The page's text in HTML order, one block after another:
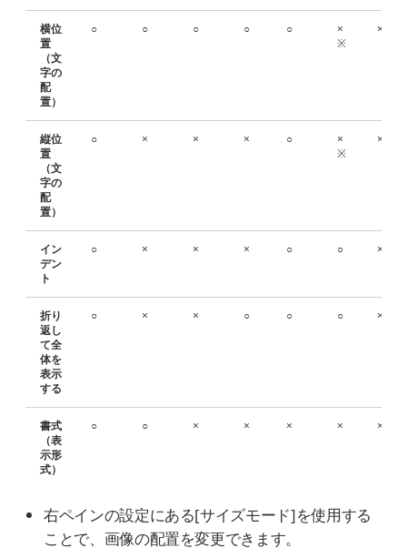
横位
置
（文
字の
配
置）
○ ○ ○ ○ ○
×
※
×
縦位
置
（文
字の
配
置）
○ × × × ○
×
※
×
イン
デン
ト
○ × × × ○ ○ ×
折り
返し
て全
体を
表示
する
○ × × ○ ○ ○ ×
書式
（表
示形
式）
○ ○ × × × × ×
右ペインの設定にある[サイズモード]を使用する
ことで、画像の配置を変更できます。